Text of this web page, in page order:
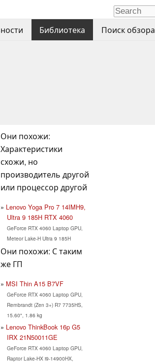
Библиотека Поиск обзора
Они похожи:
Характеристики
схожи, но
производитель другой
или процессор другой
Lenovo Yoga Pro 7 14IMH9,
Ultra 9 185H RTX 4060
GeForce RTX 4060 Laptop GPU,
Meteor Lake-H Ultra 9 185H
Они похожи: С таким
же ГП
MSI Thin A15 B7VF
GeForce RTX 4060 Laptop GPU,
Rembrandt (Zen 3+) R7 7735HS,
15.60", 1.86 kg
Lenovo ThinkBook 16p G5
IRX 21N50011GE
GeForce RTX 4060 Laptop GPU,
Raptor Lake-HX i9-14900HX,